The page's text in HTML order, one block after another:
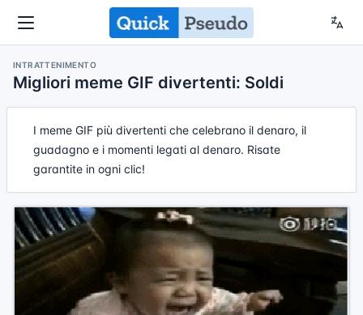
INTRATTENIMENTO
Migliori meme GIF divertenti: Soldi
I meme GIF più divertenti che celebrano il denaro, il
guadagno e i momenti legati al denaro. Risate
garantite in ogni clic!